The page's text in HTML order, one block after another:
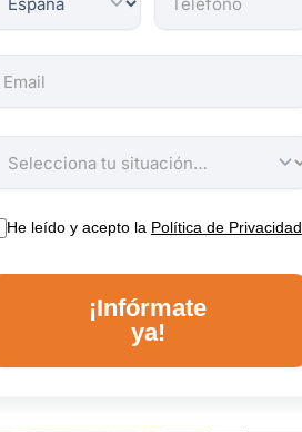
He leído y acepto la Política de Privacidad
¡Infórmate
ya!